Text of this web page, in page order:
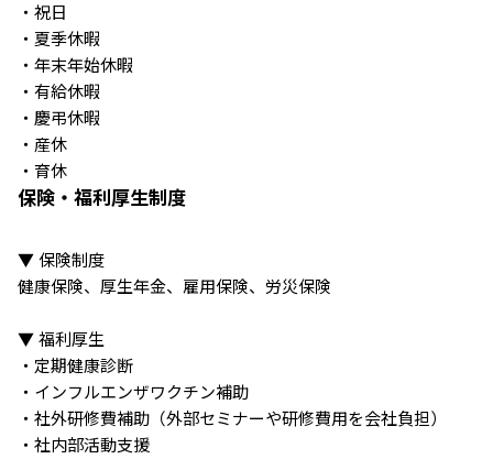
・祝日
・夏季休暇
・年末年始休暇
・有給休暇
・慶弔休暇
・産休
・育休
保険・福利厚生制度
▼ 保険制度
健康保険、厚生年金、雇用保険、労災保険
▼ 福利厚生
・定期健康診断
・インフルエンザワクチン補助
・社外研修費補助（外部セミナーや研修費用を会社負担）
・社内部活動支援